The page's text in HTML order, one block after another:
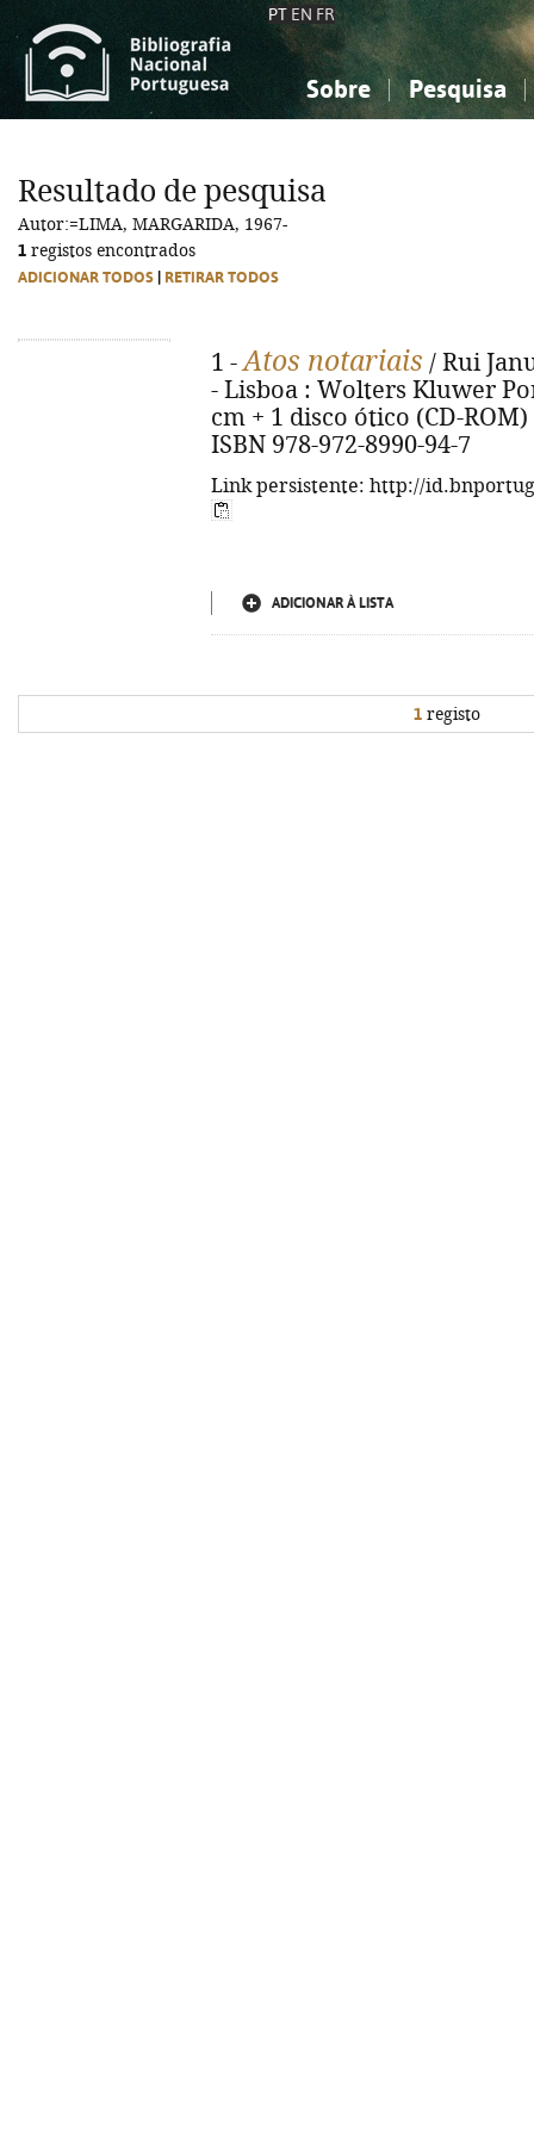
PT EN FR
Sobre Pesquisa
Ciências sociais...
Ciências sociais...
Resultado de pesquisa
Autor:=LIMA, MARGARIDA, 1967-
1 registos encontrados
ADICIONAR TODOS RETIRAR TODOS
1 -Atos notariais / Rui
- Lisboa : Wolters Kluwer
cm + 1 disco ótico (CD-
ISBN 978-972-8990-94-7
Link persistente: http://
ADICIONAR À LISTA
1 registo